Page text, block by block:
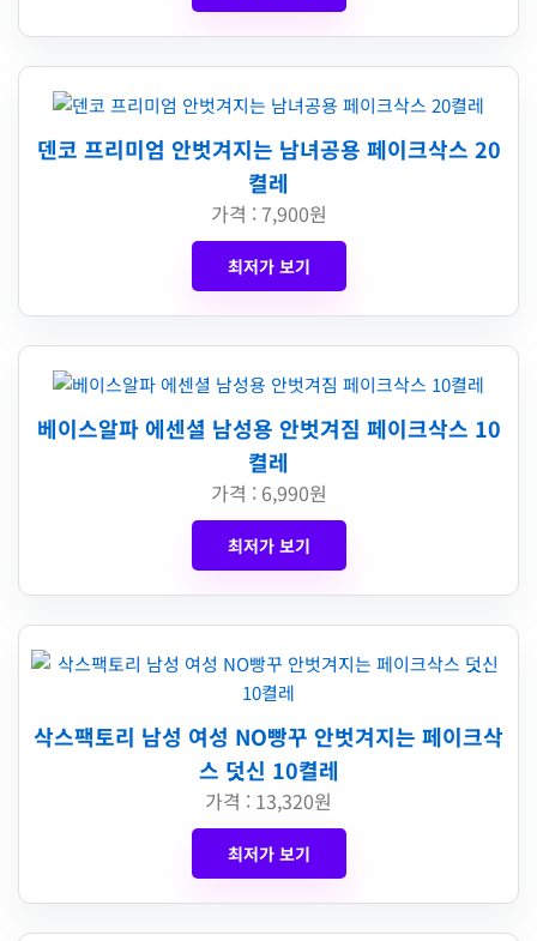
덴코 프리미엄 안벗겨지는 남녀공용 페이크삭스 20
켤레
가격 : 7,900원
최저가 보기
베이스알파 에센셜 남성용 안벗겨짐 페이크삭스 10
켤레
가격 : 6,990원
최저가 보기
삭스팩토리 남성 여성 NO빵꾸 안벗겨지는 페이크삭
스 덧신 10켤레
가격 : 13,320원
최저가 보기